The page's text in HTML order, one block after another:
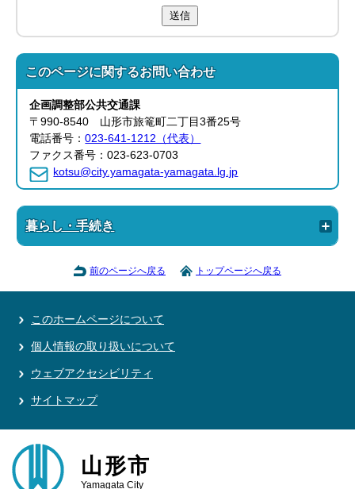
送信
このページに関するお問い合わせ
企画調整部公共交通課
〒990-8540 山形市旅篭町二丁目3番25号
電話番号：023-641-1212（代表）
ファクス番号：023-623-0703
kotsu@city.yamagata-yamagata.lg.jp
暮らし・手続き
前のページへ戻る トップページへ戻る
このホームページについて
個人情報の取り扱いについて
ウェブアクセシビリティ
サイトマップ
山形市
Yamagata City